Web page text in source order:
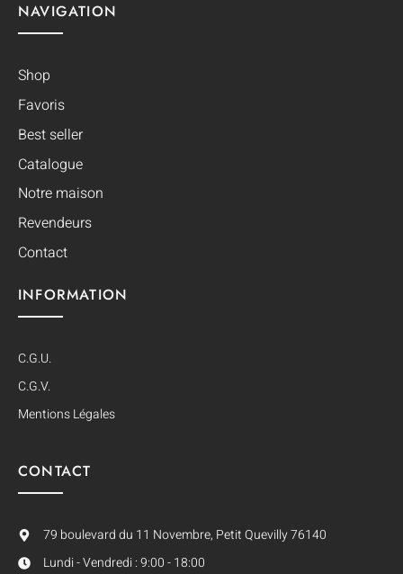
NAVIGATION
Shop
Favoris
Best seller
Catalogue
Notre maison
Revendeurs
Contact
INFORMATION
C.G.U.
C.G.V.
Mentions Légales
CONTACT
79 boulevard du 11 Novembre, Petit Quevilly 76140
Lundi - Vendredi : 9:00 - 18:00